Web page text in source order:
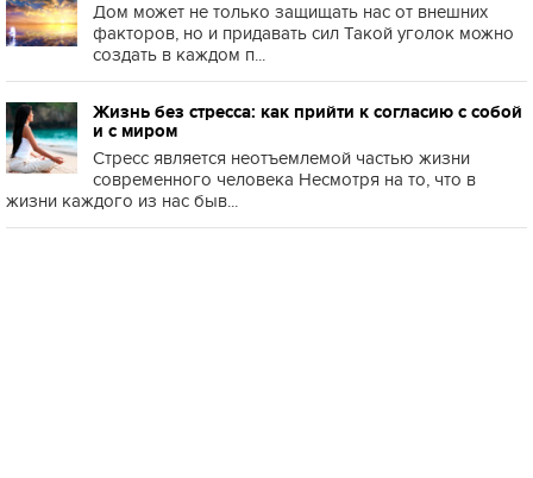
Дом может не только защищать нас от внешних
факторов, но и придавать сил Такой уголок можно
создать в каждом п...
Жизнь без стресса: как прийти к согласию с собой
и с миром
Стресс является неотъемлемой частью жизни
современного человека Несмотря на то, что в
жизни каждого из нас быв...